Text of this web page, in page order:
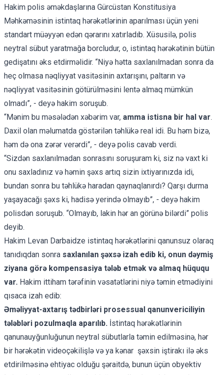
Hakim polis əməkdaşlarına Gürcüstan Konstitusiya
Məhkəməsinin istintaq hərəkətlərinin aparılması üçün yeni
standart müəyyən edən qərarını xatırladıb. Xüsusilə, polis
neytral sübut yaratmağa borcludur, o, istintaq hərəkətinin bütün
gedişatını əks etdirməlidir. “Niyə hətta saxlanılmadan sonra da
heç olmasa nəqliyyat vasitəsinin axtarışını, paltarın və
nəqliyyat vasitəsinin götürülməsini lentə almaq mümkün
olmadı”, - deyə hakim soruşub.
“Mənim bu məsələdən xəbərim var, amma istisna bir hal var.
Daxil olan məlumatda göstərilən təhlükə real idi. Bu həm bizə,
həm də ona zərər verərdi”, - deyə polis cavab verdi.
“Sizdən saxlanılmadan sonrasını soruşuram ki, siz nə vaxt ki
onu saxladınız və həmin şəxs artıq sizin ixtiyarınızda idi,
bundan sonra bu təhlükə haradan qaynaqlanırdı? Qarşı durma
yaşayacağı şəxs ki, hadisə yerində olmayıb”, - deyə hakim
polisdən soruşub. “Olmayıb, lakin hər an görünə bilərdi” polis
deyib.
Hakim Levan Darbaidze istintaq hərəkətlərini qanunsuz olaraq
tanıdıqdan sonra saxlanılan şəxsə izah edib ki, onun dəymiş
ziyana görə kompensasiya tələb etmək və almaq hüququ
var. Hakim ittiham tərəfinin vəsatətlərini niyə təmin etmədiyini
qısaca izah edib:
Əməliyyat-axtarış tədbirləri prosessual qanunvericiliyin
tələbləri pozulmaqla aparılıb. İstintaq hərəkətlərinin
qanunauyğunluğunun neytral sübutlarla təmin edilməsinə, hər
bir hərəkətin videoçəkilişlə və ya kənar şəxsin iştirakı ilə əks
etdirilməsinə ehtiyac olduğu şəraitdə, bunun üçün obyektiv